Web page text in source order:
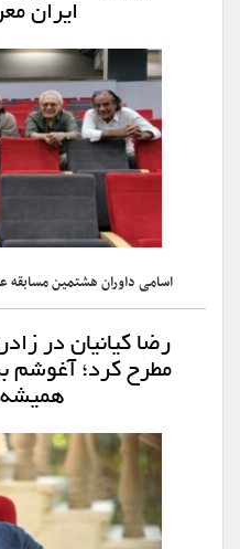
ایران
اسامی داوران هشتمین مسابقه
رضا کیانیان در
مطرح کرد؛ آغوشم